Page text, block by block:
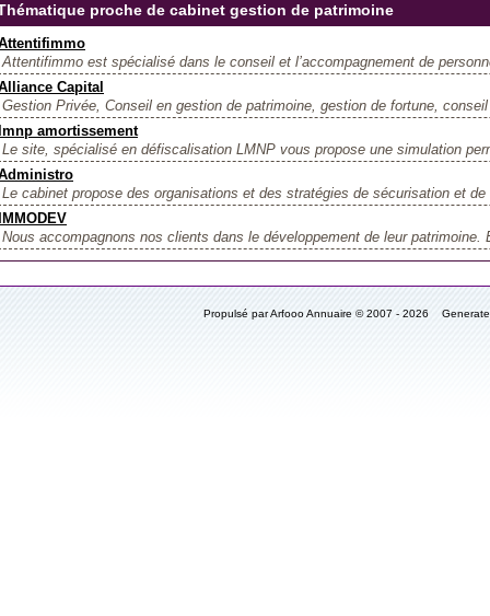
proche de cabinet gestion de patrimoine
Attentifimmo est spécialisé dans le conseil et l’accompagnement de
Capital
Gestion Privée, Conseil en gestion de patrimoine, gestion de fortune,
amortissement
Le site, spécialisé en défiscalisation LMNP vous propose une simulation
Le cabinet propose des organisations et des stratégies de sécurisation et
Nous accompagnons nos clients dans le développement de leur patrimoine.
Propulsé par Arfooo Annuaire © 2007 - 2026